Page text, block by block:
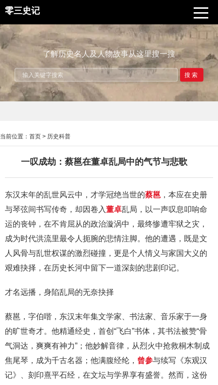
零三史记
了解历史名人及人物故事从这里搜一搜
搜索
当前位置： 首页 > 历史科普
一叹成劫：蔡邕在董卓乱局中的气节与悲歌
东汉末年的乱世风云中，才学冠绝当世的蔡邕 ，本应在史册
与琴弦间书写传奇，却因卷入董卓乱局，以一声叹息叩响命
运的丧钟，在不肯屈从的政治漩涡中，最终惨遭牢狱之灾，
成为时代洪流里最令人扼腕的悲情注脚。他的遭遇，既是文
人风骨与乱世权谋的激烈碰撞，更是个人情义与家国大义的
艰难抉择，在历史长河中留下一道深刻的悲剧印记。
才名远播，身陷乱局的无奈抉择
蔡邕，字伯喈，东汉末年集文学家、书法家、音乐家于一身
的旷世奇才。他精通经史，首创“飞白”书体，其书法被赞“骨
气洞达，爽爽有神力”；他妙解音律，从烈火中抢救桐木制成
焦尾琴，成为千古名器；他满腹经纶， 曾参与续写《东观汉
记》、刻印熹平石经，在文坛与学界享有盛誉。然而，这份